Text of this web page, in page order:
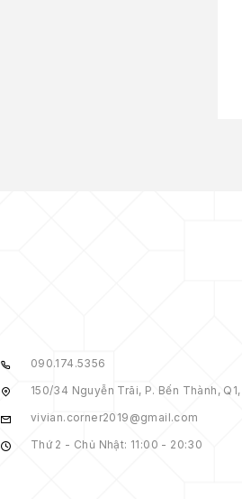
090.174.5356
150/34 Nguyễn Trãi, P. Bến Thành,
vivian.corner2019@gmail.com
Thứ 2 - Chủ Nhật: 11:00 - 20:30